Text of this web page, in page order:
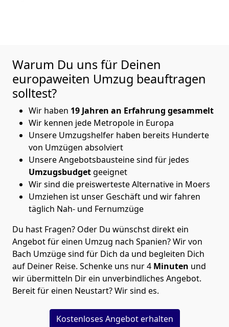
Warum Du uns für Deinen
europaweiten Umzug beauftragen
solltest?
Wir haben 19 Jahren an Erfahrung gesammelt
Wir kennen jede Metropole in Europa
Unsere Umzugshelfer haben bereits Hunderte
von Umzügen absolviert
Unsere Angebotsbausteine sind für jedes
Umzugsbudgetgeeignet
Wir sind die preiswerteste Alternative in Moers
Umziehen ist unser Geschäft und wir fahren
täglich Nah- und Fernumzüge
Du hast Fragen? Oder Du wünschst direkt ein
Angebot für einen Umzug nach Spanien? Wir von
Bach Umzügesind für Dich da und begleiten Dich
auf Deiner Reise. Schenke uns nur4 Minuten und
wir übermitteln Dir ein unverbindliches Angebot.
Bereit für einen Neustart? Wir sind es.
Kostenloses Angebot erhalten